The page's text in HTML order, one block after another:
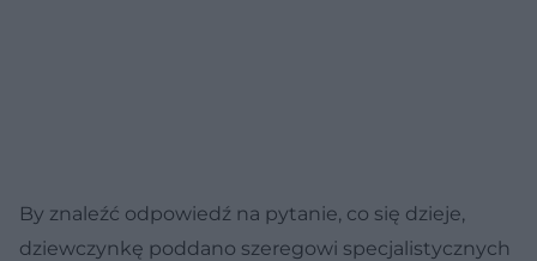
By znaleźć odpowiedź na pytanie, co się dzieje,
dziewczynkę poddano szeregowi specjalistycznych